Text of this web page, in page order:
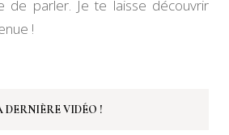
de parler. Je te laisse découvrir
!
DERNIÈRE VIDÉO !